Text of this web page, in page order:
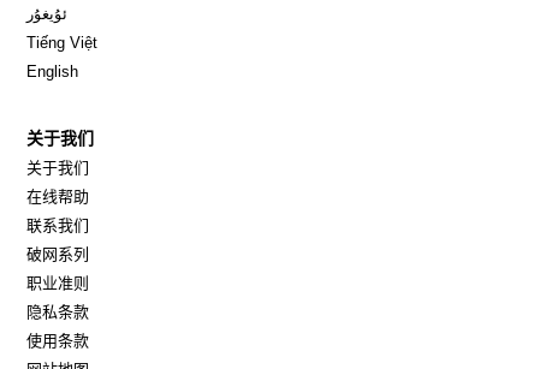
ئۇيغۇر
Tiếng Việt
English
关于我们
关于我们
在线帮助
联系我们
破网系列
职业准则
隐私条款
使用条款